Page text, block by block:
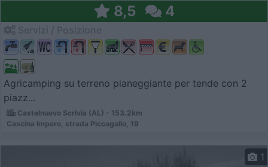
8,5 4
Agricamping su terreno pianeggiante per tende con 2
piazz...
Castelnuovo Scrivia (AL) - 153.2km
Cascina Impero, strada Piccagallo, 19
1